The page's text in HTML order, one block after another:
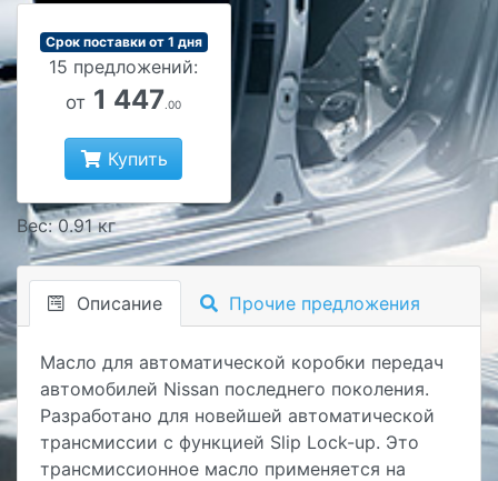
Срок поставки от 1 дня
15 предложений:
от 1 447 .00
Купить
Вес: 0.91 кг
Описание Прочие предложения
Масло для автоматической коробки передач
автомобилей Nissan последнего поколения.
Разработано для новейшей автоматической
трансмиссии с функцией Slip Lock-up. Это
трансмиссионное масло применяется на